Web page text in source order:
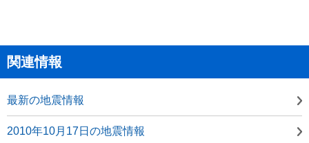
関連情報
最新の地震情報
2010年10月17日の地震情報